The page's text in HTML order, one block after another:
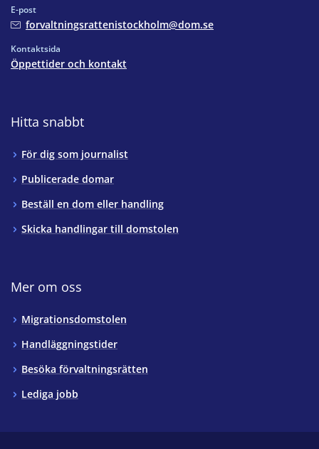
E-post
forvaltningsrattenistockholm@dom.se
Kontaktsida
Öppettider och kontakt
Hitta snabbt
För dig som journalist
Publicerade domar
Beställ en dom eller handling
Skicka handlingar till domstolen
Mer om oss
Migrationsdomstolen
Handläggningstider
Besöka förvaltningsrätten
Lediga jobb